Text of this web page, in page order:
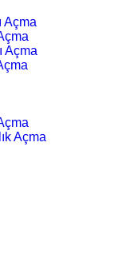
Açma
Açma
Açma